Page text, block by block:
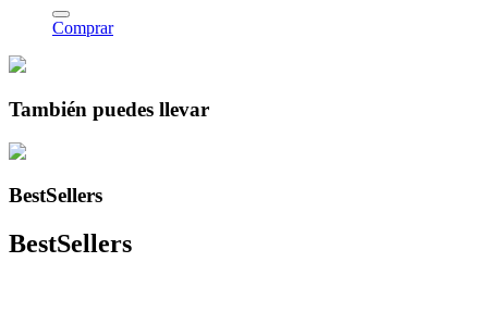
Comprar
También puedes llevar
BestSellers
BestSellers